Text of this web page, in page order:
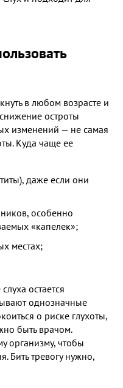
в любом возрасте и
остроты
изменений — не самая
Куда чаще ее
даже если они
особенно
«капелек»;
местах;
остается
однозначные
о риске глухоты,
быть врачом.
организму, чтобы
Бить тревогу нужно,